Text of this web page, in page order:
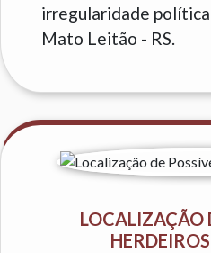
irregularidade política
Mato Leitão - RS.
LOCALIZAÇÃO